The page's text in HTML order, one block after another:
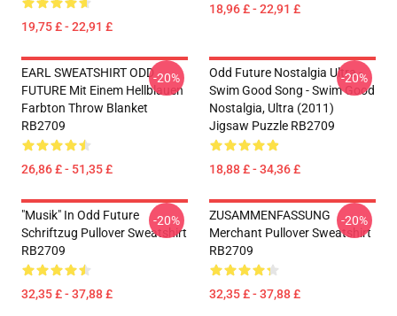
19,75 £ - 22,91 £
18,96 £ - 22,91 £
EARL SWEATSHIRT ODD
FUTURE Mit Einem Hellblauen
Farbton Throw Blanket
RB2709
26,86 £ - 51,35 £
-20%
Odd Future Nostalgia Ultra -
Swim Good Song - Swim Good
Nostalgia, Ultra (2011)
Jigsaw Puzzle RB2709
18,88 £ - 34,36 £
-20%
"Musik" In Odd Future
Schriftzug Pullover Sweatshirt
RB2709
32,35 £ - 37,88 £
-20%
ZUSAMMENFASSUNG
Merchant Pullover Sweatshirt
RB2709
32,35 £ - 37,88 £
-20%